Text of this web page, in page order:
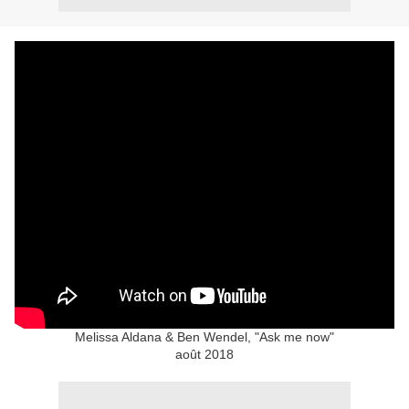
Melissa Aldana & Ben Wendel, "Ask me now"
août 2018